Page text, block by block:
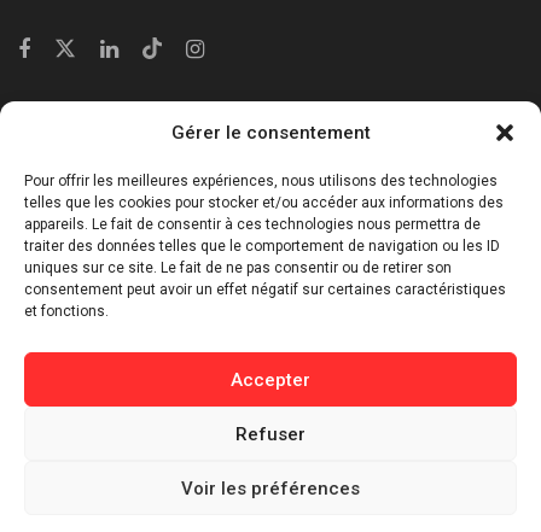
Gérer le consentement
Pour offrir les meilleures expériences, nous utilisons des technologies
telles que les cookies pour stocker et/ou accéder aux informations des
appareils. Le fait de consentir à ces technologies nous permettra de
traiter des données telles que le comportement de navigation ou les ID
uniques sur ce site. Le fait de ne pas consentir ou de retirer son
consentement peut avoir un effet négatif sur certaines caractéristiques
et fonctions.
Accepter
Refuser
Voir les préférences
Économie & Business
⁠Culture & Divertissement
⁠Tech & Innovation
Sport
Buzz / Insolite
Informations